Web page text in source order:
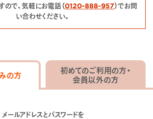
ので、気軽にお電話（0120-888-957）でお問
い合わせください。
の方 初めてのご利用の方・
会員以外の方
メールアドレスとパスワードを